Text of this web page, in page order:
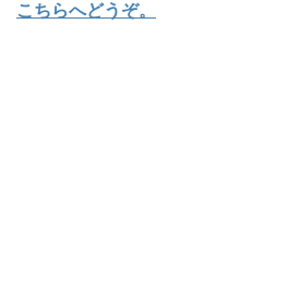
こちらへどうぞ。